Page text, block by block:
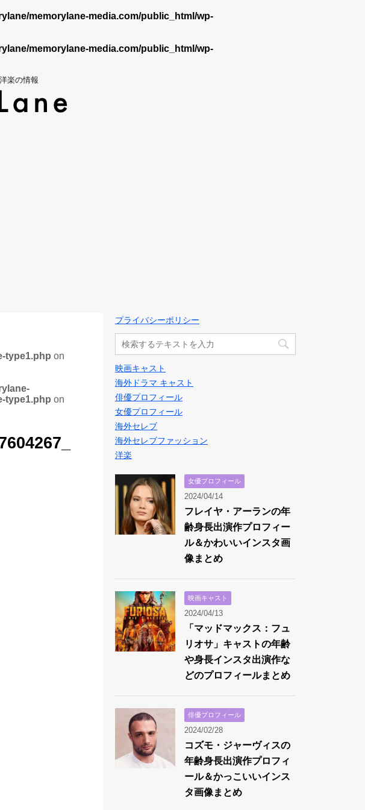
memorylane-media.com/public_html/wp-
memorylane-media.com/public_html/wp-
楽の情報
type1.php on
type1.php on
プライバシーポリシー
映画キャスト
海外ドラマ キャスト
俳優プロフィール
女優プロフィール
海外セレブ
海外セレブファッション
洋楽
女優プロフィール
2024/04/14
フレイヤ・アーランの年
齢身長出演作プロフィー
ル＆かわいいインスタ画
像まとめ
映画キャスト
2024/04/13
「マッドマックス：フュ
リオサ」キャストの年齢
や身長インスタ出演作な
どのプロフィールまとめ
俳優プロフィール
2024/02/28
コズモ・ジャーヴィスの
年齢身長出演作プロフィ
ール＆かっこいいインス
タ画像まとめ